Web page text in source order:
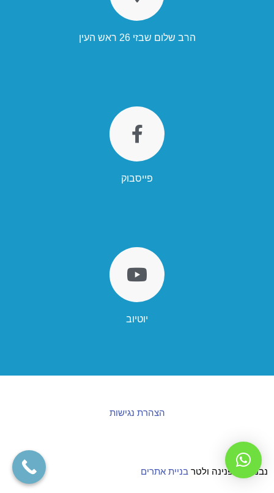
הרב שלום שבזי 26 ראש העין
פייסבוק
יוטיוב
הצהרת נגישות
נבנה ע"י פנינה ולטר בניית אתרים